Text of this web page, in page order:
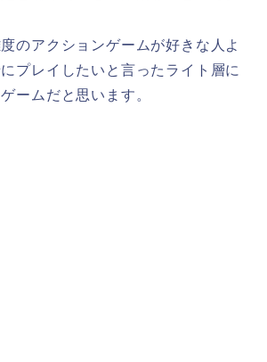
のアクションゲームが好きな人よ
プレイしたいと言ったライト層に
ームだと思います。